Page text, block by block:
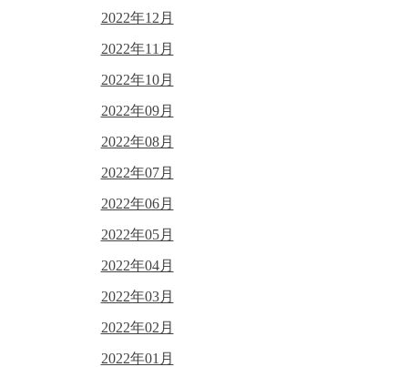
2022年12月
2022年11月
2022年10月
2022年09月
2022年08月
2022年07月
2022年06月
2022年05月
2022年04月
2022年03月
2022年02月
2022年01月